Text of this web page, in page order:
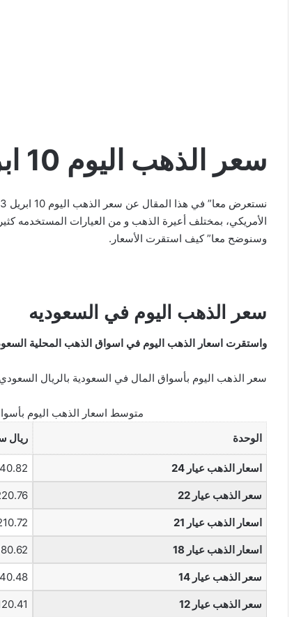
سعر الذهب اليوم 10 ابريل 2023
وسنوضح معا” كيف استقرت الأسعار.
سعر الذهب اليوم في السعوديه
واستقرت اسعار الذهب اليوم في اسواق الذهب المحلية
سعر الذهب اليوم بأسواق المال في السعودية بالريال السعودي
متوسط اسعار الذهب اليوم
الوحدة
ريال
اسعار الذهب عيار 24 240.82
سعر الذهب عيار 22 220.76
اسعار الذهب عيار 21 210.72
اسعار الذهب عيار 18 180.62
سعر الذهب عيار 14 140.48
سعر الذهب عيار 12 120.41